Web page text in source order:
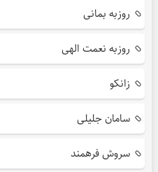
روزبه بمانی
روزبه نعمت الهی
زانکو
سامان جلیلی
سروش فرهمند